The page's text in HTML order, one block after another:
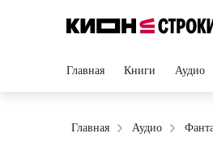
Главная Книги Аудио
Главная Аудио